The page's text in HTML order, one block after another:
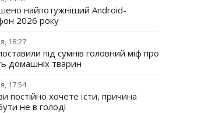
найпотужніший Android-
2026 року
18:27
під сумнів головний міф про
домашніх тварин
17:54
постійно хочете їсти, причина
не в голоді